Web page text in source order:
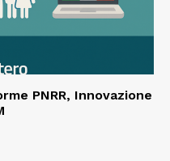
PNRR, Innovazione